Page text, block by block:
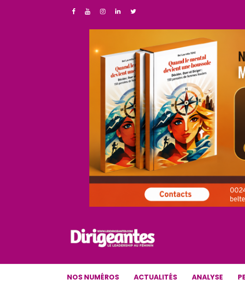
NOS NUMÉROS ACTUALITÉS ANALYSE